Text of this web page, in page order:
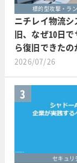
標的型攻撃・ラ
ニチレイ物流
旧、なぜ10日
ら復旧できたの
2026/07/26
3
セキュリ